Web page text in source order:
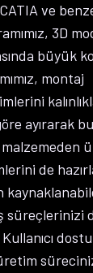
ve
3D
büyük
montaj
ayırarak
malzemeden
de
süreçlerinizi